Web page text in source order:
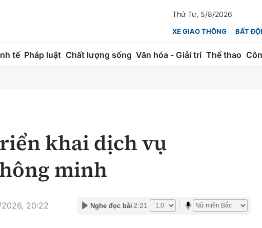
Thứ Tư, 5/8/2026
XE GIAO THÔNG BẤT
tế Pháp luật Chất lượng sống Văn hóa - Giải trí Thể thao
kiến trúc
dựng
chất lượng
Hàng không
Đường sắt
Đường sắt tốc độ cao Doanh nghiệp
khai dịch vụ
minh
20:22 Nghe đọc bài 2:21